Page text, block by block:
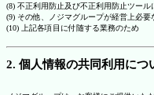
(8) 不正利用防止及び不正利用防止ツール
(9) その他、ノジマグループが経営上必要
(10) 上記各項目に付随する業務のため
2. 個人情報の共同利用につ